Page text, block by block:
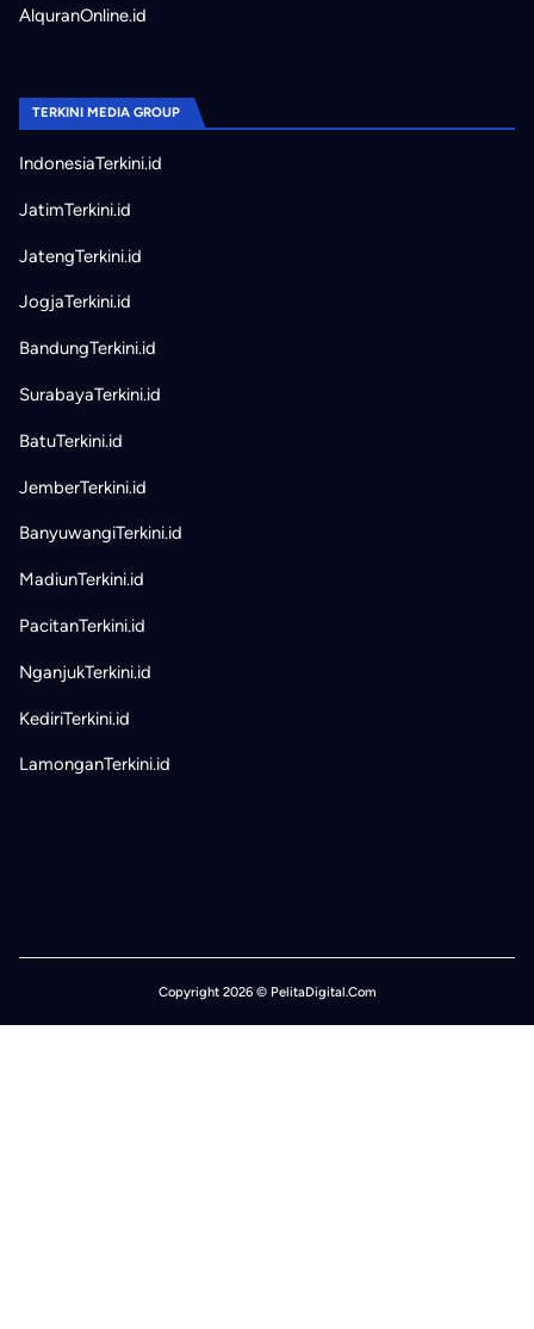
AlquranOnline.id
TERKINI MEDIA GROUP
IndonesiaTerkini.id
JatimTerkini.id
JatengTerkini.id
JogjaTerkini.id
BandungTerkini.id
SurabayaTerkini.id
BatuTerkini.id
JemberTerkini.id
BanyuwangiTerkini.id
MadiunTerkini.id
PacitanTerkini.id
NganjukTerkini.id
KediriTerkini.id
LamonganTerkini.id
Copyright 2026 © PelitaDigital.Com